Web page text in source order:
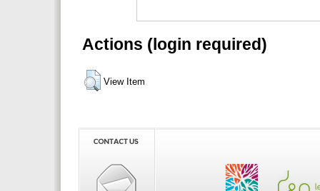
Actions (login required)
View Item